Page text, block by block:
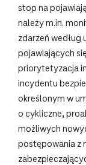
stop na
należy m.in.
zdarzeń
pojawiających
priorytetyzacja
incydentu
określonym w
o cykliczne,
możliwych
postępowania z